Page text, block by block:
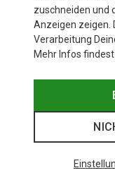
zuschneiden und
Anzeigen zeigen.
Verarbeitung
Mehr Infos